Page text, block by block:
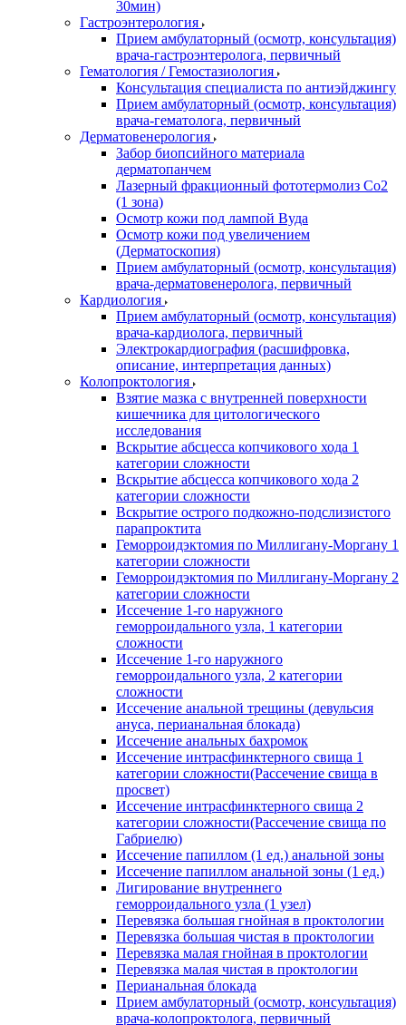
30мин)
Гастроэнтерология
Прием амбулаторный (осмотр, консультация)
врача-гастроэнтеролога, первичный
Гематология / Гемостазиология
Консультация специалиста по антиэйджингу
Прием амбулаторный (осмотр, консультация)
врача-гематолога, первичный
Дерматовенерология
Забор биопсийного материала
дерматопанчем
Лазерный фракционный фототермолиз Со2
(1 зона)
Осмотр кожи под лампой Вуда
Осмотр кожи под увеличением
(Дерматоскопия)
Прием амбулаторный (осмотр, консультация)
врача-дерматовенеролога, первичный
Кардиология
Прием амбулаторный (осмотр, консультация)
врача-кардиолога, первичный
Электрокардиография (расшифровка,
описание, интерпретация данных)
Колопроктология
Взятие мазка с внутренней поверхности
кишечника для цитологического
исследования
Вскрытие абсцесса копчикового хода 1
категории сложности
Вскрытие абсцесса копчикового хода 2
категории сложности
Вскрытие острого подкожно-подслизистого
парапроктита
Геморроидэктомия по Миллигану-Моргану 1
категории сложности
Геморроидэктомия по Миллигану-Моргану 2
категории сложности
Иссечение 1-го наружного
геморроидального узла, 1 категории
сложности
Иссечение 1-го наружного
геморроидального узла, 2 категории
сложности
Иссечение анальной трещины (девульсия
ануса, перианальная блокада)
Иссечение анальных бахромок
Иссечение интрасфинктерного свища 1
категории сложности(Рассечение свища в
просвет)
Иссечение интрасфинктерного свища 2
категории сложности(Рассечение свища по
Габриелю)
Иссечение папиллом (1 ед.) анальной зоны
Иссечение папиллом анальной зоны (1 ед.)
Лигирование внутреннего
геморроидального узла (1 узел)
Перевязка большая гнойная в проктологии
Перевязка большая чистая в проктологии
Перевязка малая гнойная в проктологии
Перевязка малая чистая в проктологии
Перианальная блокада
Прием амбулаторный (осмотр, консультация)
врача-колопроктолога, первичный